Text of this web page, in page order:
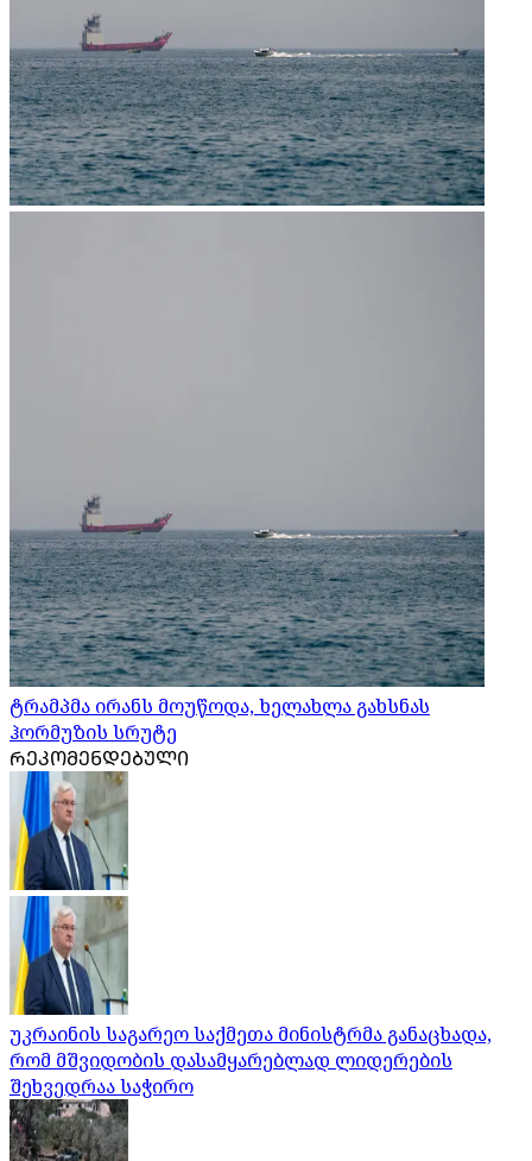
ტრამპმა ირანს მოუწოდა, ხელახლა გახსნას
ჰორმუზის სრუტე
ᲠᲔᲙᲝᲛᲔᲜᲓᲔᲑᲣᲚᲘ
უკრაინის საგარეო საქმეთა მინისტრმა განაცხადა,
რომ მშვიდობის დასამყარებლად ლიდერების
შეხვედრაა საჭირო